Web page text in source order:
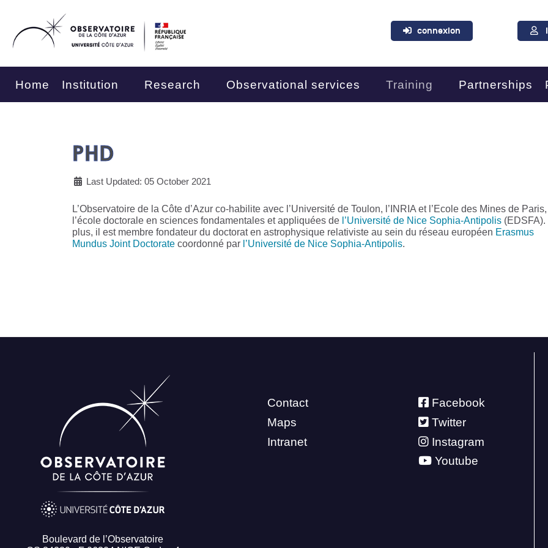
connexion
Home Institution Research Observational services Training Partnerships
PHD
Last Updated: 05 October 2021
L’Observatoire de la Côte d’Azur co-habilite avec l’Université de Toulon, l’INRIA et l’Ecole des Mines de Paris,
l’école doctorale en sciences fondamentales et appliquées de l’Université de Nice Sophia-Antipolis (EDSFA).
plus, il est membre fondateur du doctorat en astrophysique relativiste au sein du réseau européen Erasmus
Mundus Joint Doctorate coordonné par l’Université de Nice Sophia-Antipolis.
Boulevard de l’Observatoire
Contact
Maps
Intranet
Facebook
Twitter
Instagram
Youtube